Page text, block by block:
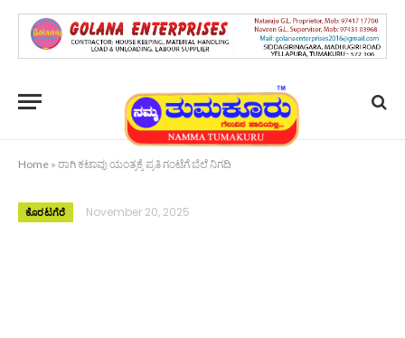
Home » ರಾಗಿ ಕಟಾವು ಯಂತ್ರಕ್ಕೆ ಪ್ರತಿ ಗಂಟೆಗೆ ಬೆಲೆ ನಿಗದಿ
ಕೊರಟಗೆರೆ November 20, 2025